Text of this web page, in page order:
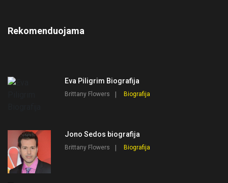
Rekomenduojama
Eva Piligrim Biografija
Brittany Flowers Biografija
Jono Sedos biografija
Brittany Flowers Biografija